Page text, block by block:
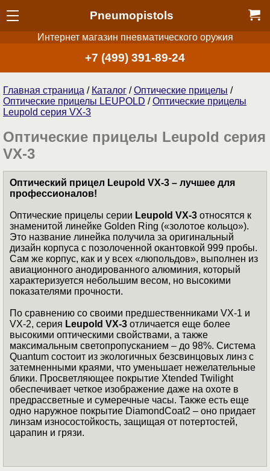
Pneumopistols
Интернет магазин пневматического оружия
+7 (499) 391-89-24
Главная страница / Каталог /Оптические прицелы /
Оптические прицелы LEUPOLD /Оптические прицелы
Leupold серия VX-3
Оптические прицелы Leupold серия
VX-3
Оптический прицел Leupold VX-3 – лучшее для
профессионалов!
Оптические прицелы серии Leupold VX-3 относятся к
знаменитой линейке Golden Ring («золотое кольцо»).
Это название линейка получила за оригинальный
дизайн корпуса с позолоченной окантовкой 999 пробы.
Сам же корпус, как и у всех «люпольдов», выполнен из
авиационного анодированного алюминия, который
характеризуется небольшим весом, но высокими
показателями прочности.
По сравнению со своими предшественниками VX-1 и
VX-2, серия Leupold VX-3 отличается еще более
высокими оптическими свойствами, а также
максимальным светопропусканием – до 98%. Система
Quantum состоит из экологичных безсвинцовых линз с
затемненными краями, что уменьшает нежелательные
блики. Просветляющее покрытие Xtended Twilight
обеспечивает четкое изображение даже на охоте в
предрассветные и сумеречные часы. Также есть еще
одно наружное покрытие DiamondCoat2 – оно придает
линзам износостойкость, защищая от потертостей,
царапин и грязи.